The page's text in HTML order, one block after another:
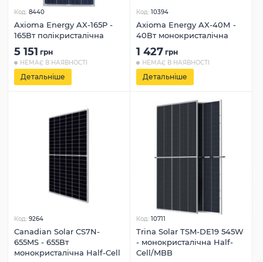
Код: 8440
Axioma Energy AX-165P -
165Вт полікристалічна
5 151 грн
НЕМАЄ В НАЯВНОСТІ
Детальніше
Код: 10394
Axioma Energy AX-40М -
40Вт монокристалічна
1 427 грн
НЕМАЄ В НАЯВНОСТІ
Детальніше
Код: 9264
Canadian Solar CS7N-
655MS - 655Вт
монокристалічна Half-Cell
Код: 10711
Trina Solar TSM-DE19 545W
- монокристалічна Half-
Cell/MBB